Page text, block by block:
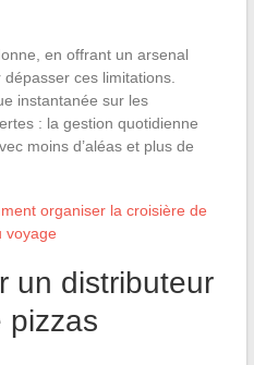
en offrant un arsenal
ces limitations.
instantanée sur les
: la gestion quotidienne
moins d’aléas et plus de
organiser la croisière de
voyage
un distributeur
pizzas